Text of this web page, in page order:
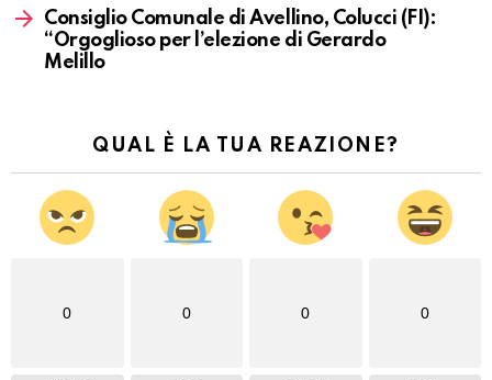
Consiglio Comunale di Avellino, Colucci (FI):
“Orgoglioso per l’elezione di Gerardo
Melillo
QUAL È LA TUA REAZIONE?
0 0 0 0